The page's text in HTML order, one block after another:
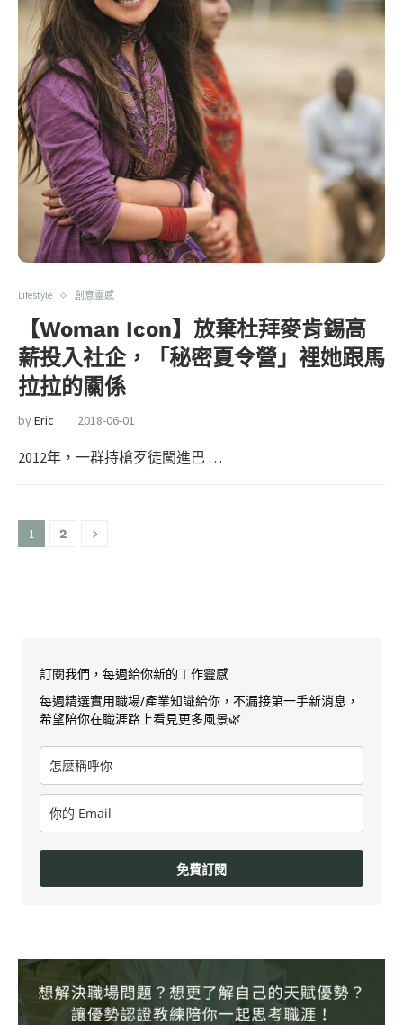
Lifestyle 創意靈感
【Woman Icon】放棄杜拜麥肯錫高
薪投入社企，「秘密夏令營」裡她跟馬
拉拉的關係
byEric 2018-06-01
2012年，一群持槍歹徒闖進巴 …
1 2
訂閱我們，每週給你新的工作靈感
每週精選實用職場/產業知識給你，不漏接第一手新消息，
希望陪你在職涯路上看見更多風景🌿
免費訂閱